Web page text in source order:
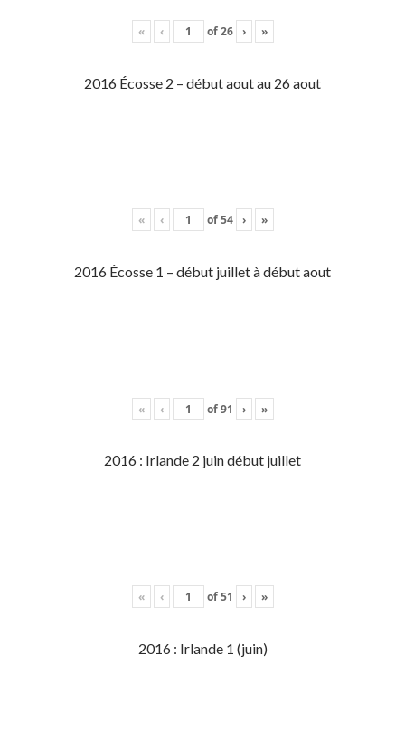
« ‹ of26 › »
2016 Écosse 2 – début aout au 26 aout
« ‹ of54 › »
2016 Écosse 1 – début juillet à début aout
« ‹ of91 › »
2016 : Irlande 2 juin début juillet
« ‹ of51 › »
2016 : Irlande 1 (juin)